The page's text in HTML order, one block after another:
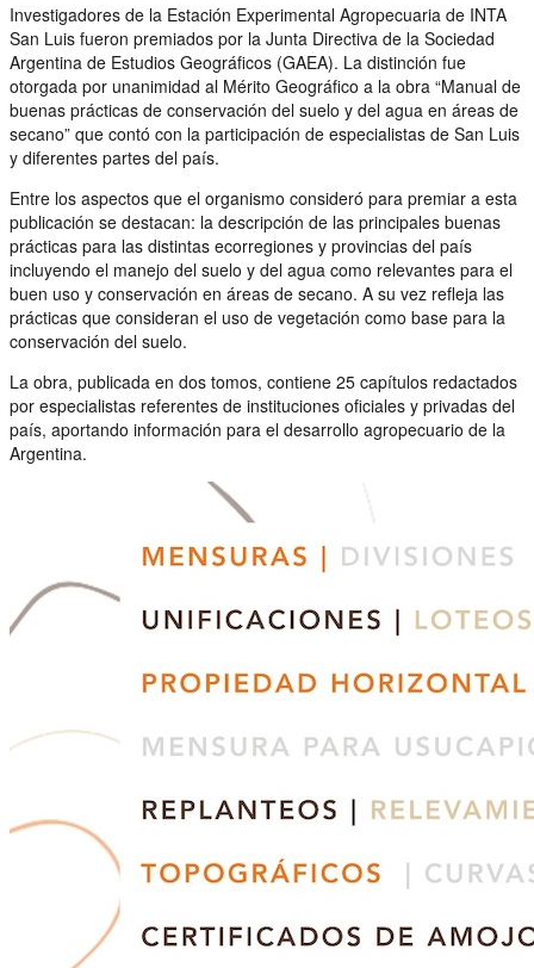
Investigadores de la Estación Experimental Agropecuaria de INTA
San Luis fueron premiados por la Junta Directiva de la Sociedad
Argentina de Estudios Geográficos (GAEA). La distinción fue
otorgada por unanimidad al Mérito Geográfico a la obra “Manual de
buenas prácticas de conservación del suelo y del agua en áreas de
secano” que contó con la participación de especialistas de San Luis
y diferentes partes del país.
Entre los aspectos que el organismo consideró para premiar a esta
publicación se destacan: la descripción de las principales buenas
prácticas para las distintas ecorregiones y provincias del país
incluyendo el manejo del suelo y del agua como relevantes para el
buen uso y conservación en áreas de secano. A su vez refleja las
prácticas que consideran el uso de vegetación como base para la
conservación del suelo.
La obra, publicada en dos tomos, contiene 25 capítulos redactados
por especialistas referentes de instituciones oficiales y privadas del
país, aportando información para el desarrollo agropecuario de la
Argentina.